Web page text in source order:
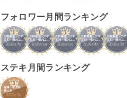
フォロワー月間ランキング
1
三軒茶屋・二子
玉川・溝の口・
青葉台
2026年 7
1
三軒茶屋・二子
玉川・溝の口・
青葉台
2026年 6月
1
三軒茶屋・二子
玉川・溝の口・
青葉台
2026年 5月
1
三軒茶屋・二子
玉川・溝の口・
青葉台
2026年 4月
1
三軒茶屋・二子
玉川・溝の口・
青葉台
2026年 3月
ステキ月間ランキング
3
笹塚・明大前・
桜上水
2026年 3月